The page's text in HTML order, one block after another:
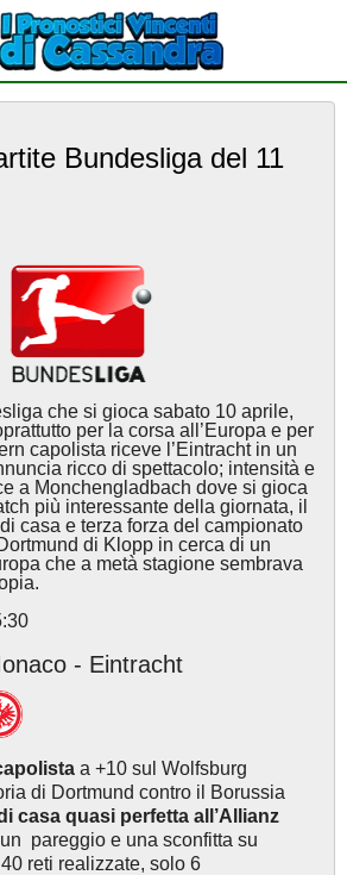
Bundesliga del 11
che si gioca sabato 10 aprile,
per la corsa all’Europa e per
capolista riceve l’Eintracht in un
ricco di spettacolo; intensità e
a Monchengladbach dove si gioca
più interessante della giornata, il
casa e terza forza del campionato
di Klopp in cerca di un
che a metà stagione sembrava
- Eintracht
a +10 sul Wolfsburg
di Dortmund contro il Borussia
casa quasi perfetta all’Allianz
pareggio e una sconfitta su
reti realizzate, solo 6